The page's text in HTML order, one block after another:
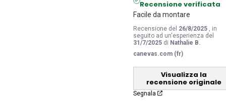
Recensione verificata
Facile da montare
Recensione del 26/8/2025 , in
seguito ad un'esperienza del
31/7/2025 di Nathalie B.
canevas.com (fr)
Visualizza la
recensione originale
Segnala